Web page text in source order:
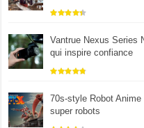
Vantrue Nexus Series
qui inspire confiance
70s-style Robot
super robots